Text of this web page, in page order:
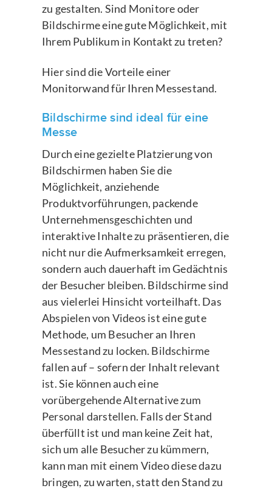
zu gestalten. Sind Monitore oder
Bildschirme eine gute Möglichkeit, mit
Ihrem Publikum in Kontakt zu treten?
Hier sind die Vorteile einer
Monitorwand für Ihren Messestand.
Bildschirme sind ideal für eine
Messe
Durch eine gezielte Platzierung von
Bildschirmen haben Sie die
Möglichkeit, anziehende
Produktvorführungen, packende
Unternehmensgeschichten und
interaktive Inhalte zu präsentieren, die
nicht nur die Aufmerksamkeit erregen,
sondern auch dauerhaft im Gedächtnis
der Besucher bleiben. Bildschirme sind
aus vielerlei Hinsicht vorteilhaft. Das
Abspielen von Videos ist eine gute
Methode, um Besucher an Ihren
Messestand zu locken. Bildschirme
fallen auf – sofern der Inhalt relevant
ist. Sie können auch eine
vorübergehende Alternative zum
Personal darstellen. Falls der Stand
überfüllt ist und man keine Zeit hat,
sich um alle Besucher zu kümmern,
kann man mit einem Video diese dazu
bringen, zu warten, statt den Stand zu